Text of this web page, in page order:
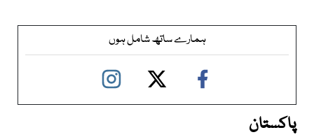
ہمارے ساتھ شامل ہوں
پاکستان